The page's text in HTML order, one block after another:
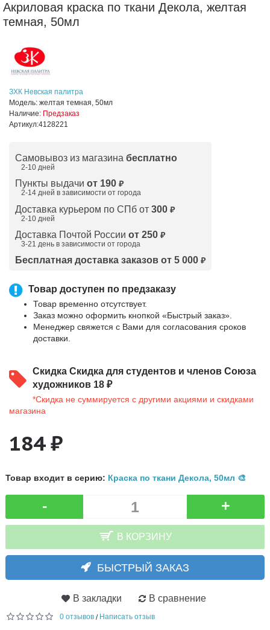
Акриловая краска по ткани Декола, желтая
темная, 50мл
ЗХК Невская палитра
Модель: желтая темная, 50мл
Наличие: Предзаказ
Артикул:4128221
Самовывоз из магазина бесплатно
2-10 дней
Пункты выдачи от 190 ₽
2-14 дней в зависимости от города
Доставка курьером по СПб от 300 ₽
2-10 дней
Доставка Почтой России от 250 ₽
3-21 день в зависимости от города
Бесплатная доставка заказов от 5 000 ₽
Товар доступен по предзаказу
Товар временно отсутствует.
Заказ можно оформить кнопкой «Быстрый заказ».
Менеджер свяжется с Вами для согласования сроков
доставки.
Скидка Скидка для студентов и членов Союза
художников 18 ₽
*Скидка не суммируется с другими акциями и скидками
магазина
184 ₽
Товар входит в серию: Краска по ткани Декола, 50мл 🎨
- +
В КОРЗИНУ
БЫСТРЫЙ ЗАКАЗ
В закладки В сравнение
0 отзывов / Написать отзыв